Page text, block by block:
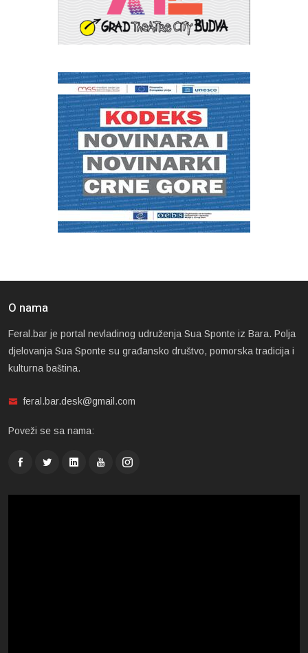
O nama
Feral.bar je portal nevladinog udruženja Sua Sponte iz Bara. Polja
djelovanja Sua Sponte su građansko društvo, pomorska tradicija i
kulturna baština.
feral.bar.desk@gmail.com
Poveži se sa nama: